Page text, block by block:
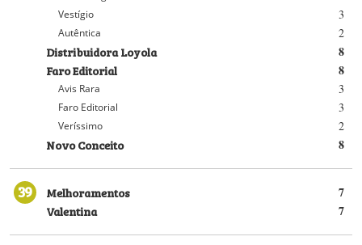
3
Vestígio
2
Autêntica
8
Distribuidora Loyola
8
Faro Editorial
3
Avis Rara
3
Faro Editorial
2
Veríssimo
8
Novo Conceito
39 7
Melhoramentos
7
Valentina